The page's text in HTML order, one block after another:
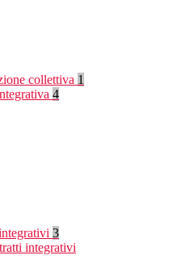
collettiva 1
4
3
integrativi